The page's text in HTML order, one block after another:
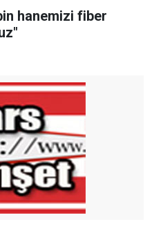
hanemizi fiber